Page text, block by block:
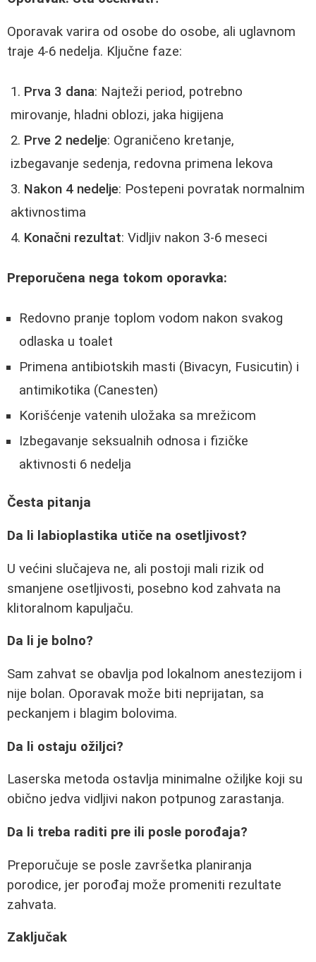
Oporavak varira od osobe do osobe, ali uglavnom
traje 4-6 nedelja. Ključne faze:
Prva 3 dana: Najteži period, potrebno
mirovanje, hladni oblozi, jaka higijena
Prve 2 nedelje: Ograničeno kretanje,
izbegavanje sedenja, redovna primena lekova
Nakon 4 nedelje: Postepeni povratak normalnim
aktivnostima
Konačni rezultat: Vidljiv nakon 3-6 meseci
Preporučena nega tokom oporavka:
Redovno pranje toplom vodom nakon svakog
odlaska u toalet
Primena antibiotskih masti (Bivacyn, Fusicutin) i
antimikotika (Canesten)
Korišćenje vatenih uložaka sa mrežicom
Izbegavanje seksualnih odnosa i fizičke
aktivnosti 6 nedelja
Česta pitanja
Da li labioplastika utiče na osetljivost?
U većini slučajeva ne, ali postoji mali rizik od
smanjene osetljivosti, posebno kod zahvata na
klitoralnom kapuljaču.
Da li je bolno?
Sam zahvat se obavlja pod lokalnom anestezijom i
nije bolan. Oporavak može biti neprijatan, sa
peckanjem i blagim bolovima.
Da li ostaju ožiljci?
Laserska metoda ostavlja minimalne ožiljke koji su
obično jedva vidljivi nakon potpunog zarastanja.
Da li treba raditi pre ili posle porođaja?
Preporučuje se posle završetka planiranja
porodice, jer porođaj može promeniti rezultate
zahvata.
Zaključak